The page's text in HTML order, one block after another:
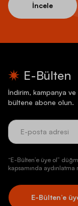
İncele
E-Bülten
İndirim, kampanya
bültene abone olun.
“E-Bülten’e üye ol”
kapsamında
E-Bülten’e